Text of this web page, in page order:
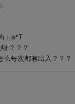
：a*T
？？？
每次都有出入？？？